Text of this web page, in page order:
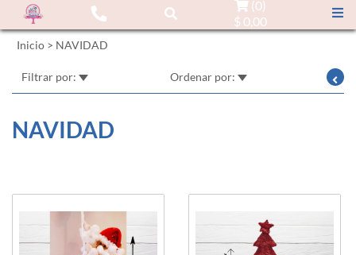
(0)
$ 0,00
Inicio > NAVIDAD
Filtrar por: Ordenar por:
NAVIDAD